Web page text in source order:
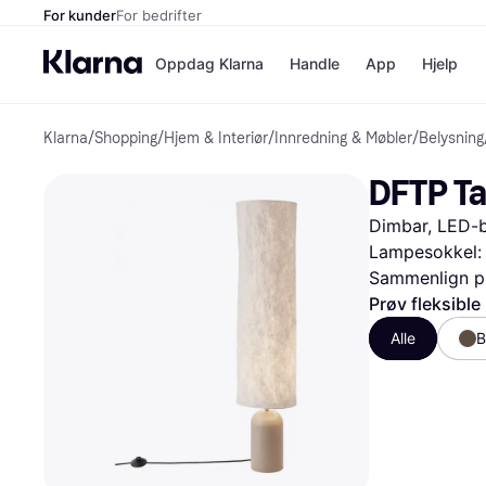
For kunderFor bedrifter
Oppdag Klarna
Betal nå
Betal i 3
Betal innen
Finansiering
Vipps
Handle
Butikker
App Hjelp
Klarna/Shopping/Hjem & Interiør/ Innredning & Møbler/Belysning
DFTP
Dimbar, LED-
Lampesokkel:
Sammenlign
Prøv
Alle